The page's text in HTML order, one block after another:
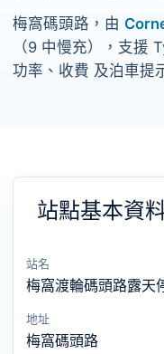
梅窩碼頭路，由
（9 中慢充），支援
功率、收費 及泊車提
站點基本資
站名
梅窩渡輪碼頭路露天
地址
梅窩碼頭路